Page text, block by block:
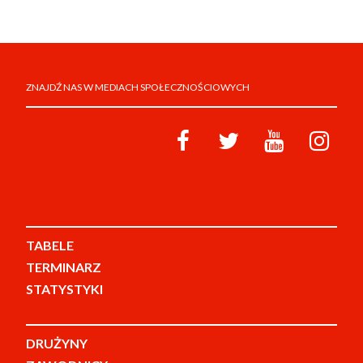
ZNAJDŹ NAS W MEDIACH SPOŁECZNOŚCIOWYCH
TABELE
TERMINARZ
STATYSTYKI
DRUŻYNY